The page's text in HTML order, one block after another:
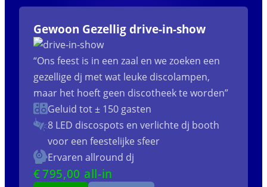
Gewoon Gezellig drive-in-show
“Ons feest is in een zaal en we zoeken een
gezellige dj met wat leuke discolampen,
maar het hoeft geen discotheek te worden”
Geluid tot ± 150 gasten
8 LED discospots en verlichte dj booth
voor een feestelijke sfeer
Ervaren allround dj
€795,00 all-in